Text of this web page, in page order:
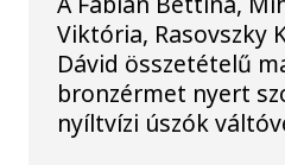
Viktória, Rasovszky
Dávid összetételű
bronzérmet nyert
nyíltvízi úszók